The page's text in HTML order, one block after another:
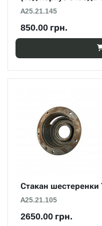
А25.21.145
850.00 грн.
Стакан
А25.21.105
2650.00 грн.